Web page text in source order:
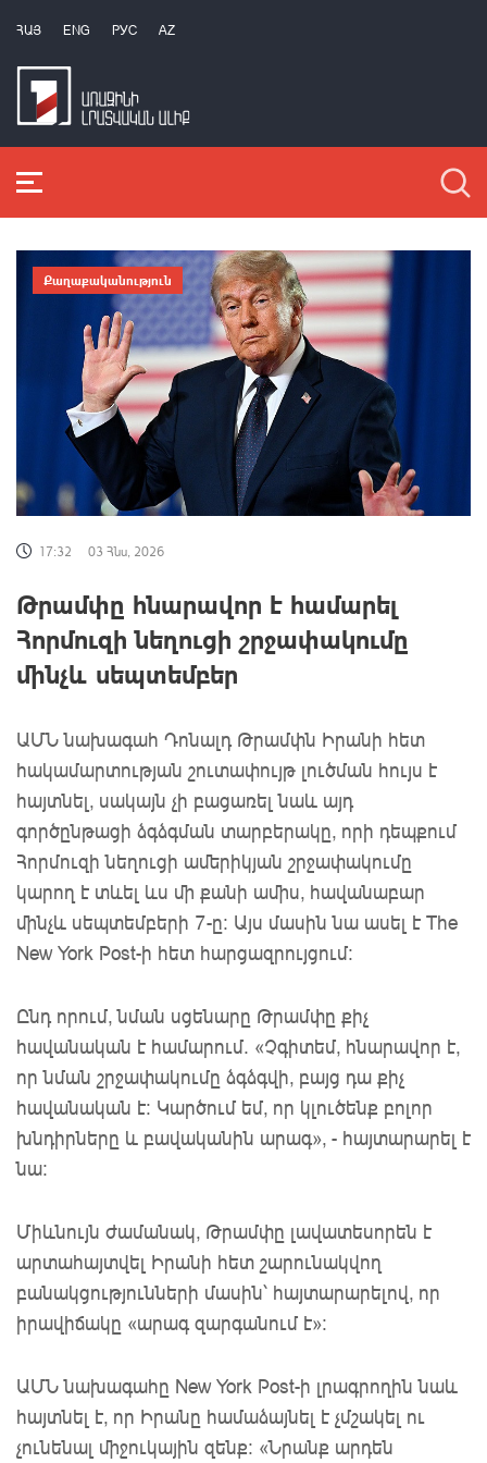
ՀԱՅ ENG РУС AZ
Քաղաքականություն
17:32 03 Հնս, 2026
Թրամփը հնարավոր է համարել
Հորմուզի նեղուցի շրջափակումը
մինչև սեպտեմբեր
ԱՄՆնախագահ Դոնալդ Թրամփն Իրանի հետ
հակամարտության շուտափույթ լուծման հույս է
հայտնել, սակայն չի բացառել նաև այդ
գործընթացի ձգձգման տարբերակը, որի դեպքում
Հորմուզի նեղուցի ամերիկյան շրջափակումը
կարող է տևել ևս մի քանի ամիս, հավանաբար
մինչև սեպտեմբերի 7-ը: Այս մասին նա ասել է The
New York Post-ի հետ հարցազրույցում:
Ընդ որում,նման սցենարը Թրամփը քիչ
հավանական է համարում. «Չգիտեմ, հնարավոր է,
որ նման շրջափակումը ձգձգվի, բայց դա քիչ
հավանական է: Կարծում եմ, որ կլուծենք բոլոր
խնդիրները և բավականին արագ», - հայտարարել է
նա:
Միևնույն ժամանակ, Թրամփը լավատեսորեն է
արտահայտվել Իրանի հետ շարունակվող
բանակցությունների մասին՝ հայտարարելով, որ
իրավիճակը «արագ զարգանում է»:
ԱՄՆնախագահը New York Post-ի լրագրողին նաև
հայտնել է, որ Իրանը համաձայնել է չմշակել ու
չունենալ միջուկային զենք: «Նրանք արդեն